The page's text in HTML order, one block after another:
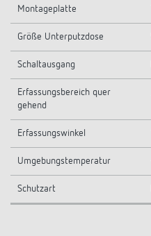
Montageplatte
Größe Unterputzdose
Schaltausgang
Erfassungsbereich quer
gehend
Erfassungswinkel
Umgebungstemperatur
Schutzart